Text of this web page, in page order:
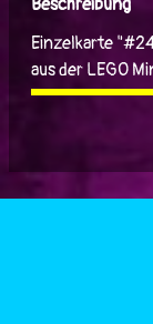
Beschreibung
Einzelkarte
aus der LEGO